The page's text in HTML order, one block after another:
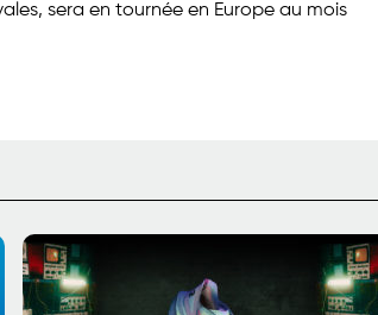
sera en tournée en Europe au mois